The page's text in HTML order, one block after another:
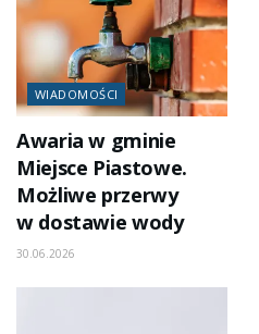
WIADOMOŚCI
Awaria w gminie
Miejsce Piastowe.
Możliwe przerwy
w dostawie wody
30.06.2026